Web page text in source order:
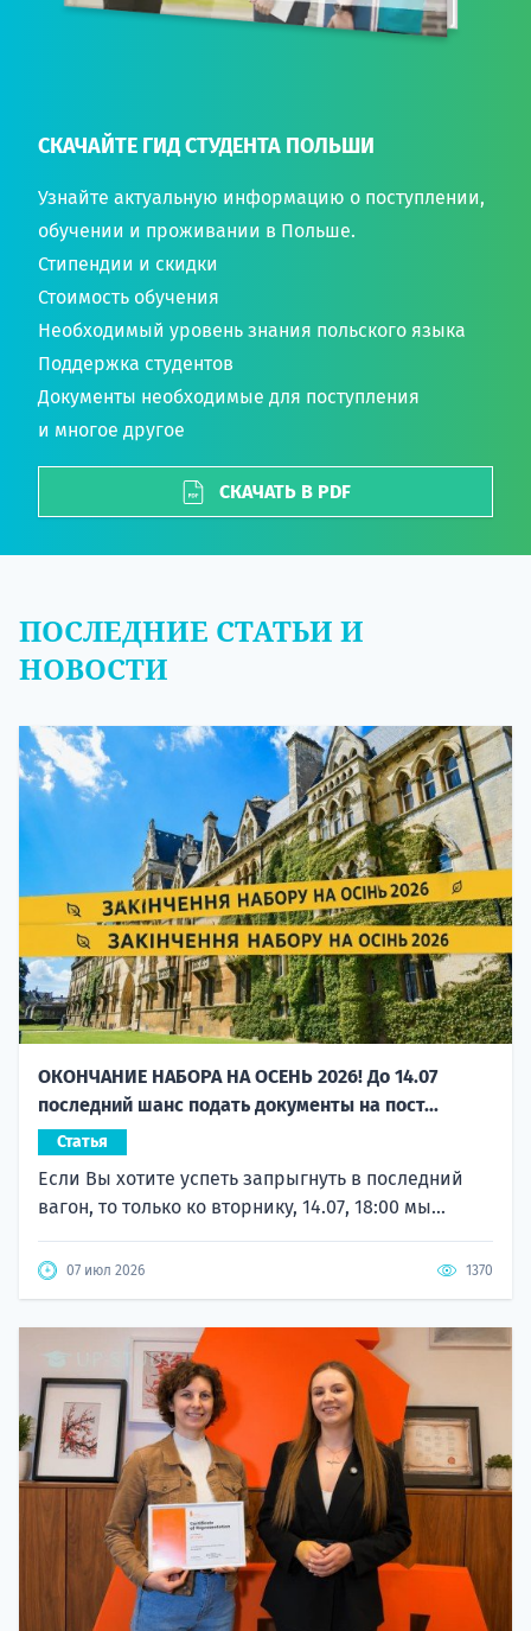
СКАЧАЙТЕ ГИД СТУДЕНТА ПОЛЬШИ
Узнайте актуальную информацию о поступлении,
обучении и проживании в Польше.
Стипендии и скидки
Стоимость обучения
Необходимый уровень знания польского языка
Поддержка студентов
Документы необходимые для поступления
и многое другое
СКАЧАТЬ В PDF
ПОСЛЕДНИЕ СТАТЬИ И
НОВОСТИ
ОКОНЧАНИЕ НАБОРА НА ОСЕНЬ 2026! До 14.07
последний шанс подать документы на пост...
Статья
Если Вы хотите успеть запрыгнуть в последний
вагон, то только ко вторнику, 14.07, 18:00 мы...
07 июл 2026 1370